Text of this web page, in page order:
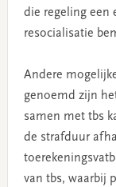
die regeling een
resocialisatie
Andere
genoemd zijn
samen met tbs
de strafduur
van tbs, waarbij